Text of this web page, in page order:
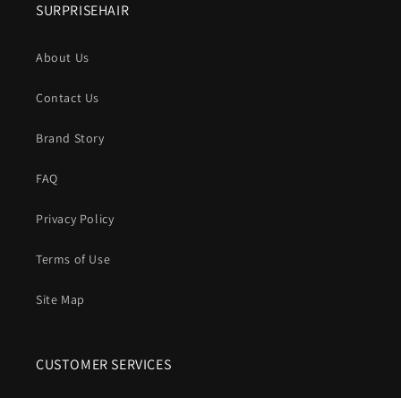
SURPRISEHAIR
About Us
Contact Us
Brand Story
FAQ
Privacy Policy
Terms of Use
Site Map
CUSTOMER SERVICES